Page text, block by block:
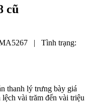
cũ
|
Tình trạng:
thanh lý trưng bày giá
vài trăm đến vài triệu